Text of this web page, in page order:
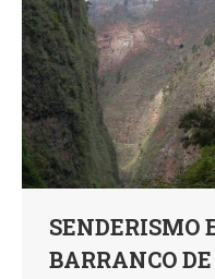
SENDERISMO
BARRANCO